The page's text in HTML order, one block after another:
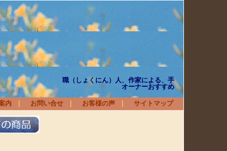
による、手
ーナーおすすめ
内 お問い合せ お客様の声 サイトマップ